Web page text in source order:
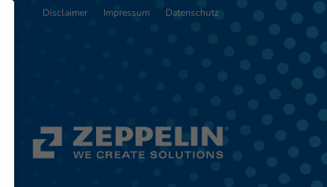
Disclaimer Impressum Datenschutz